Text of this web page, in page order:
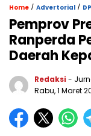
Home / Advertorial /
Pemprov
Ranperda
Daerah
Redaksi -
Rabu, 1 Maret